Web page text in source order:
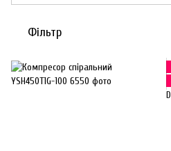
Фільтр